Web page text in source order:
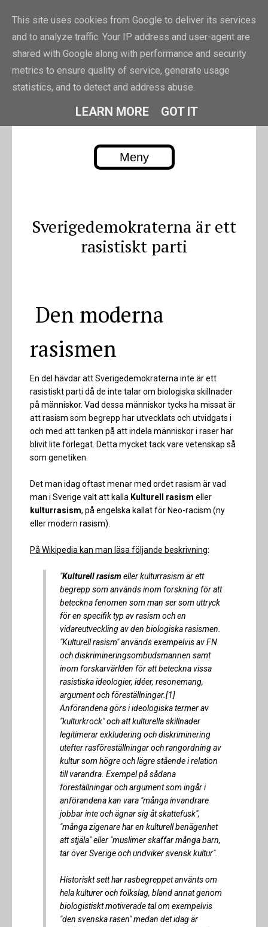
PIRRE.EU
Pierre Erikssons blogg
Meny
Sverigedemokraterna är ett
rasistiskt parti
Den moderna
rasismen
En del hävdar att Sverigedemokraterna inte är ett
rasistiskt parti då de inte talar om biologiska skillnader
på människor. Vad dessa människor tycks ha missat är
att rasism som begrepp har utvecklats och utvidgats i
och med att tanken på att indela människor i raser har
blivit lite förlegat. Detta mycket tack vare vetenskap så
som genetiken.
Det man idag oftast menar med ordet rasism är vad
man i Sverige valt att kalla Kulturell rasism eller
kulturrasism, på engelska kallat för Neo-racism (ny
eller modern rasism).
På Wikipedia kan man läsa följande beskrivning:
"Kulturell rasismeller kulturrasism är ett
begrepp som används inom forskning för att
beteckna fenomen som man ser som uttryck
för en specifik typ av rasism och en
vidareutveckling av den biologiska rasismen.
"Kulturell rasism" används exempelvis av FN
och diskrimineringsombudsmannen samt
inom forskarvärlden för att beteckna vissa
rasistiska ideologier, idéer, resonemang,
argument och föreställningar.[1]
Anförandena görs i ideologiska termer av
"kulturkrock" och att kulturella skillnader
legitimerar exkludering och diskriminering
utefter rasföreställningar och rangordning av
kultur som högre och lägre stående i relation
till varandra. Exempel på sådana
föreställningar och argument som ingår i
anförandena kan vara "många invandrare
jobbar inte och ägnar sig åt skattefusk",
"många zigenare har en kulturell benägenhet
att stjäla" eller "muslimer skaffar många barn,
tar över Sverige och undviker svensk kultur".
Historiskt sett har rasbegreppet använts om
hela kulturer och folkslag, bland annat genom
biologistiskt motiverade tal om exempelvis
"den svenska rasen" medan det idag är
This site uses cookies from Google to deliver its services
and to analyze traffic. Your IP address and user-agent are
shared with Google along with performance and security
metrics to ensure quality of service, generate usage
statistics, and to detect and address abuse.
LEARN MORE GOT IT